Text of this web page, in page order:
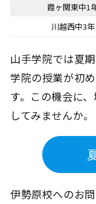
霞ヶ関東中1
川越西中3年
山手学院では夏
学院の授業が初
す。この機会に
してみませんか。
伊勢原校へのお